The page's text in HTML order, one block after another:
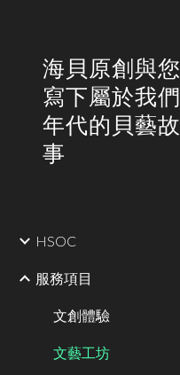
海貝原創與您
寫下屬於我們
年代的貝藝故
事
HSOC
服務項目
文創體驗
文藝工坊